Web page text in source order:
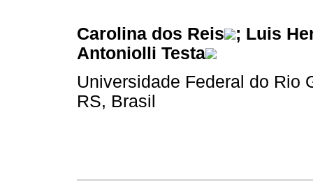
Carolina dos Reis
; Luis
Antoniolli Testa
Universidade Federal do Rio
RS, Brasil